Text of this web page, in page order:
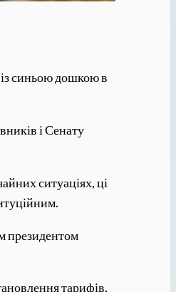
із синьою дошкою в
і Сенату
ситуаціях, ці
президентом
тарифів,